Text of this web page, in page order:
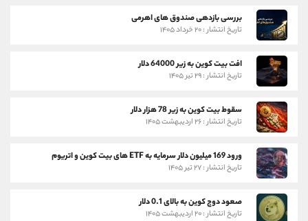
بررسی بازدهی صندوق های اهرمی
تاریخ انتشار : ۲۰ خرداد ۱۴۰۵
افت بیت کوین به زیر 64000 دلار
تاریخ انتشار : ۲۹ تیر ۱۴۰۵
سقوط بیت کوین به زیر 78 هزار دلار
تاریخ انتشار : ۲۶ اردیبهشت ۱۴۰۵
ورود 169 میلیون دلار سرمایه به ETF های بیت کوین و اتریوم
تاریخ انتشار : ۲۷ تیر ۱۴۰۵
صعود دوج کوین به بالای 0.1 دلار
تاریخ انتشار : ۲۰ اردیبهشت ۱۴۰۵